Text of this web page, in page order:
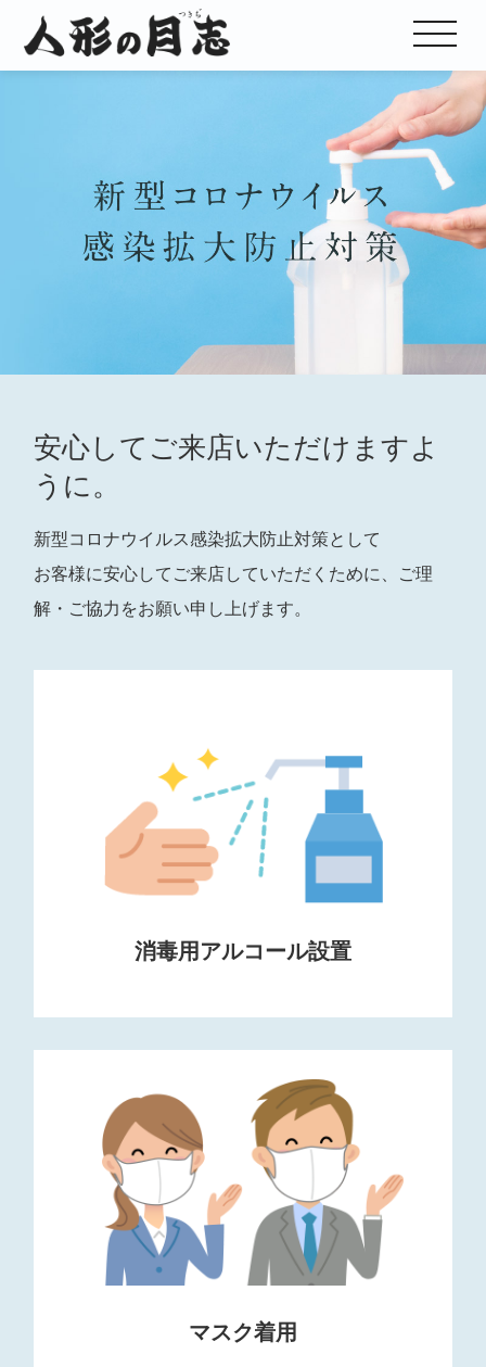
安心してご来店いただけますよ
うに。
新型コロナウイルス感染拡大防止対策として
お客様に安心してご来店していただくために、ご理
解・ご協力をお願い申し上げます。
消毒用アルコール設置
マスク着用